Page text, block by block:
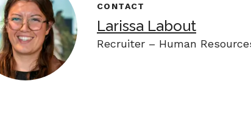
CONTACT
Larissa Labout
Recruiter – Human